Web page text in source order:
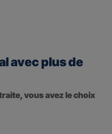
avec plus de
vous avez le choix